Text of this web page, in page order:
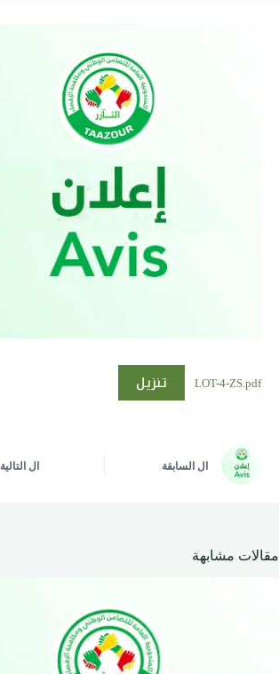
LOT-4-ZS.pdf تنزيل
ال السابقة ال التالية
مقالات مشابهة